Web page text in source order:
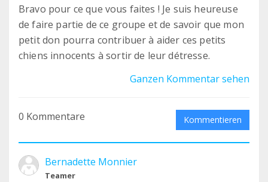
Bravo pour ce que vous faites ! Je suis heureuse
de faire partie de ce groupe et de savoir que mon
petit don pourra contribuer à aider ces petits
chiens innocents à sortir de leur détresse.
Ganzen Kommentar sehen
0 Kommentare Kommentieren
Bernadette Monnier
Teamer